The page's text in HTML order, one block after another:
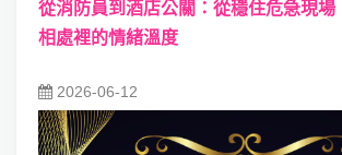
從消防員到酒店公關：從穩住危急現場
相處裡的情緒溫度
2026-06-12